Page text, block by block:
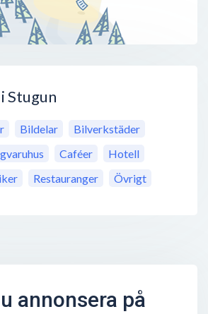
Stugun
Bildelar
Bilverkstäder
Caféer
Hotell
Restauranger Övrigt
annonsera på